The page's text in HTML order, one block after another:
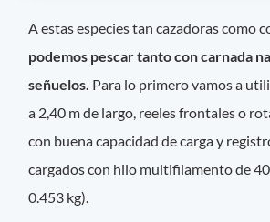
A estas especies tan cazadoras como
podemos pescar tanto con carnada
señuelos. Para lo primero vamos a
a 2,40 m de largo, reeles frontales o
con buena capacidad de carga y
cargados con hilo multifilamento de
0.453 kg).